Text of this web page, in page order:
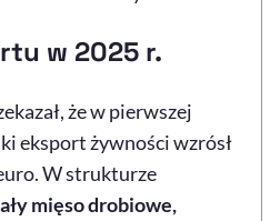
w 2025 r.
że w pierwszej
eksport żywności wzrósł
W strukturze
mięso drobiowe,